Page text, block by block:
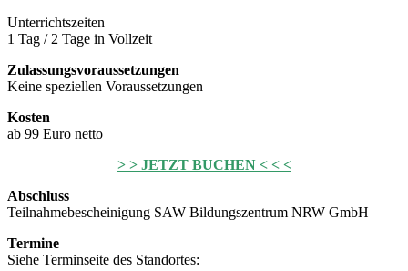
Unterrichtszeiten
1 Tag / 2 Tage in Vollzeit
Zulassungsvoraussetzungen
Keine speziellen Voraussetzungen
Kosten
ab 99 Euro netto
> > JETZT BUCHEN < < <
Abschluss
Teilnahmebescheinigung SAW Bildungszentrum NRW GmbH
Termine
Siehe Terminseite des Standortes: